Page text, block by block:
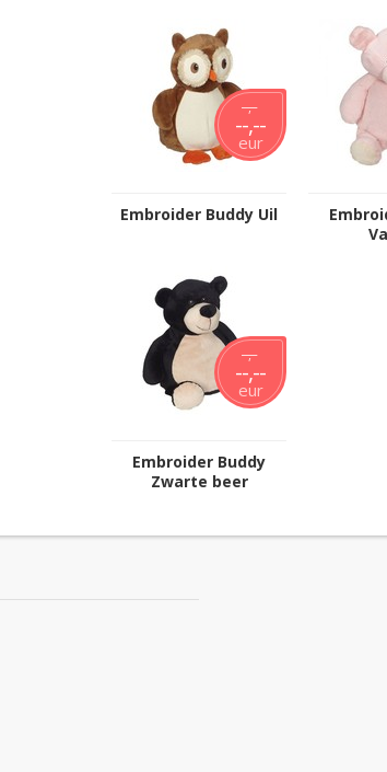
Embroider Buddy Uil
--,--
--,--
eur
Embroider Buddy
Zwarte beer
--,--
--,--
eur